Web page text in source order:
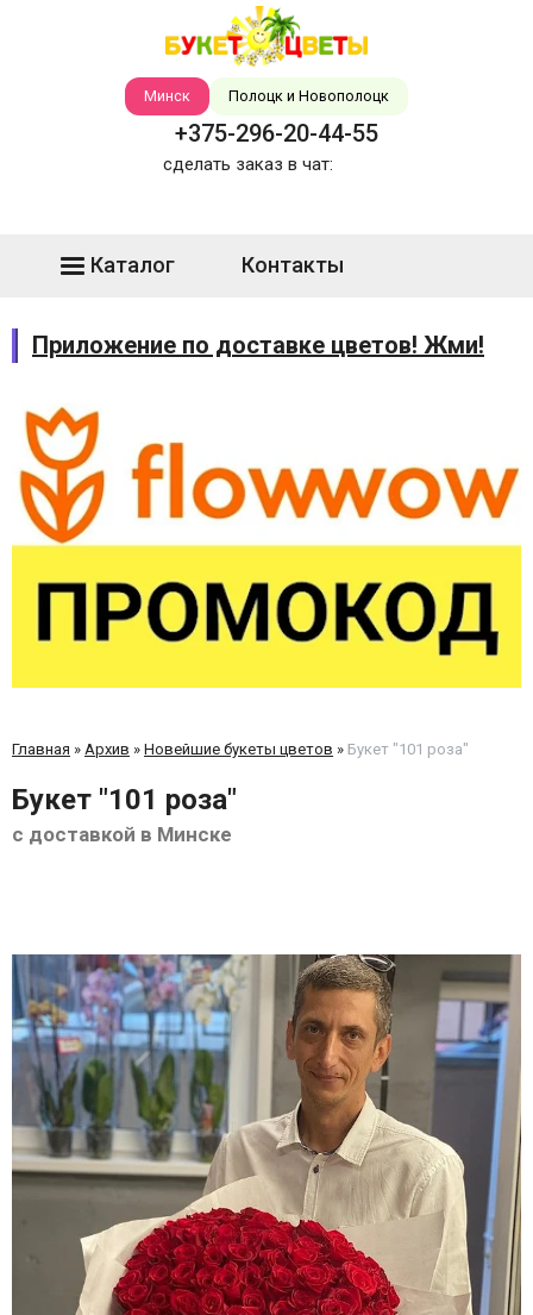
Минск Полоцк и Новополоцк
+375-296-20-44-55
сделать заказ в чат:
Каталог Контакты
Приложение по доставке цветов! Жми!
Главная » Архив » Новейшие букеты цветов » Букет "101 роза"
Букет "101 роза"
с доставкой в Минске